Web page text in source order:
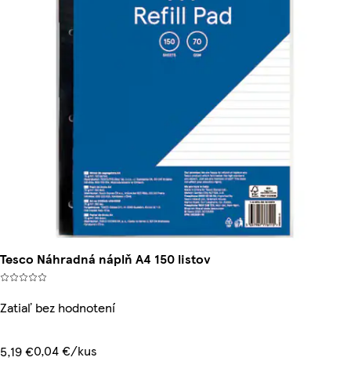
Tesco Náhradná náplň A4 150 listov
Zatiaľ bez hodnotení
5,19 €0,04 €/kus